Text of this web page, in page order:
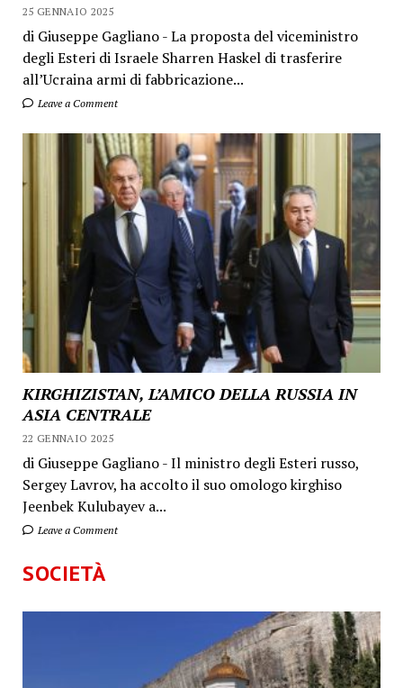
25 GENNAIO 2025
di Giuseppe Gagliano - La proposta del viceministro
degli Esteri di Israele Sharren Haskel di trasferire
all’Ucraina armi di fabbricazione...
Leave a Comment
KIRGHIZISTAN, L’AMICO DELLA RUSSIA IN
ASIA CENTRALE
22 GENNAIO 2025
di Giuseppe Gagliano - Il ministro degli Esteri russo,
Sergey Lavrov, ha accolto il suo omologo kirghiso
Jeenbek Kulubayev a...
Leave a Comment
SOCIETÀ